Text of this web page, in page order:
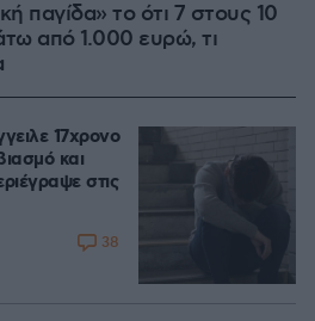
παγίδα» το ότι 7 στους 10
από 1.000 ευρώ, τι
17χρονο
και
στις
38